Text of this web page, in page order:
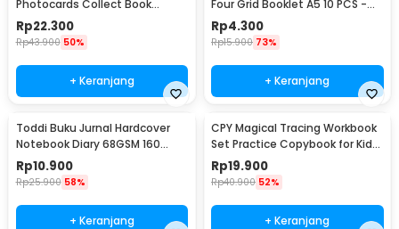
Photocards Collect Book
Postcard Holder - 2021
Rp22.300
Rp43.900 50%
+ Keranjang
Four Grid Booklet A5 10 PCS -
A2021
Rp4.300
Rp15.900 73%
+ Keranjang
Toddi Buku Jurnal Hardcover
Notebook Diary 68GSM 160
Halaman Lined - CW-74
Rp10.900
Rp25.900 58%
+ Keranjang
CPY Magical Tracing Workbook
Set Practice Copybook for Kids
- 001
Rp19.900
Rp40.900 52%
+ Keranjang